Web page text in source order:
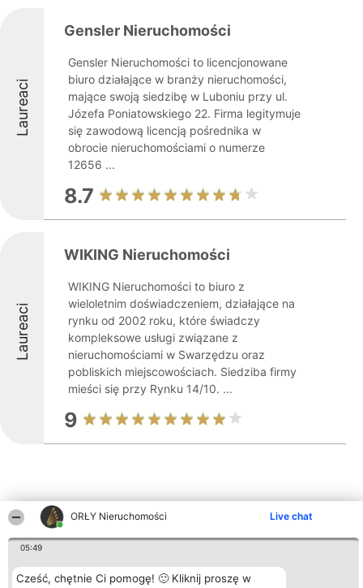
ORŁY Nieruchomości Live chat
05:49
Cześć, chętnie Ci pomogę! 🙂 Kliknij proszę w
Laureaci
Gensler Nieruchomości
Gensler Nieruchomości to licencjonowane
biuro działające w branży nieruchomości,
mające swoją siedzibę w Luboniu przy ul.
Józefa Poniatowskiego 22. Firma legitymuje
się zawodową licencją pośrednika w
obrocie nieruchomościami o numerze
12656 ...
8.7
Laureaci
WIKING Nieruchomości
WIKING Nieruchomości to biuro z
wieloletnim doświadczeniem, działające na
rynku od 2002 roku, które świadczy
kompleksowe usługi związane z
nieruchomościami w Swarzędzu oraz
pobliskich miejscowościach. Siedziba firmy
mieści się przy Rynku 14/10. ...
9
Inne firmy z województwa
Organizator plebiscytu Plebiscyt Kontakt